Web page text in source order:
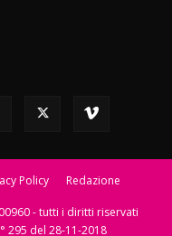
Policy Redazione
- tutti i diritti riservati
295 del 28-11-2018